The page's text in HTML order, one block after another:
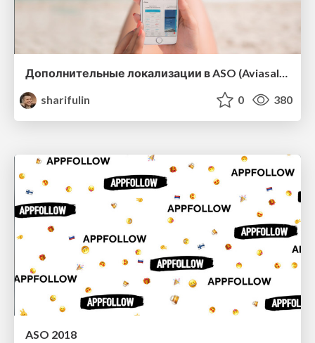
Дополнительные локализации в ASO (Aviasales)
sharifulin
0 380
ASO 2018